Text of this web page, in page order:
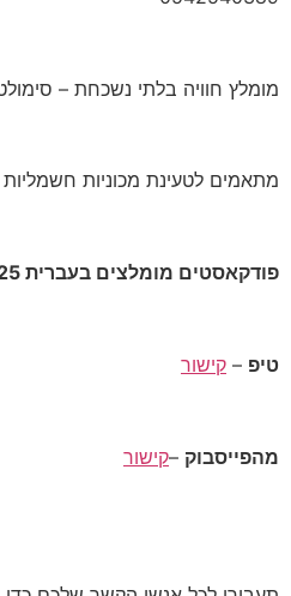
מומלץ חוויה בלתי נשכחת –
מתאמים לטעינת מכוניות
פודקאסטים מומלצים בעברית 2025 –
טיפ – קישור
מהפייסבוק –קישור